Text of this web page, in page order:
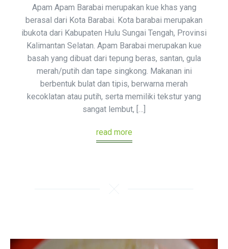
Apam Apam Barabai merupakan kue khas yang
berasal dari Kota Barabai. Kota barabai merupakan
ibukota dari Kabupaten Hulu Sungai Tengah, Provinsi
Kalimantan Selatan. Apam Barabai merupakan kue
basah yang dibuat dari tepung beras, santan, gula
merah/putih dan tape singkong. Makanan ini
berbentuk bulat dan tipis, berwarna merah
kecoklatan atau putih, serta memiliki tekstur yang
sangat lembut, […]
read more